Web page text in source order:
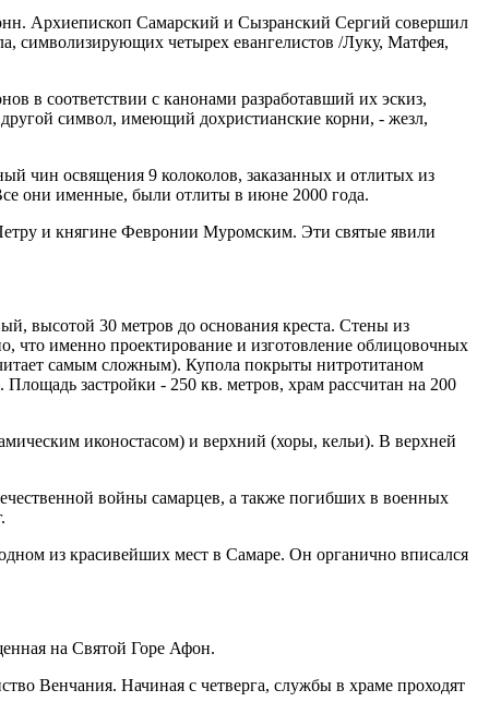
Архиепископ Самарский и Сызранский Сергий совершил
символизирующих четырех евангелистов /Луку, Матфея,
в соответствии с канонами разработавший их эскиз,
символ, имеющий дохристианские корни, - жезл,
чин освящения 9 колоколов, заказанных и отлитых из
они именные, были отлиты в июне 2000 года.
и княгине Февронии Муромским. Эти святые явили
высотой 30 метров до основания креста. Стены из
что именно проектирование и изготовление облицовочных
самым сложным). Купола покрыты нитротитаном
Площадь застройки - 250 кв. метров, храм рассчитан на 200
иконостасом) и верхний (хоры, кельи). В верхней
войны самарцев, а также погибших в военных
из красивейших мест в Самаре. Он органично вписался
на Святой Горе Афон.
Венчания. Начиная с четверга, службы в храме проходят